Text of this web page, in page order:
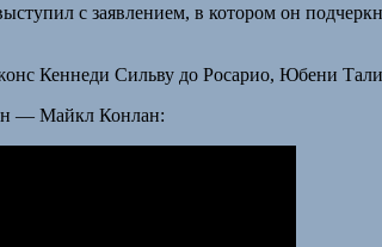
с заявлением, в котором он
Кеннеди Сильву до Росарио, Юбени
— Майкл Конлан: